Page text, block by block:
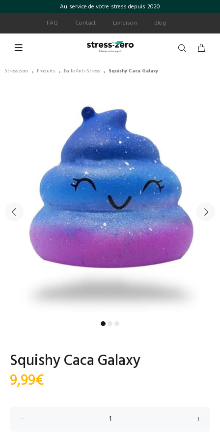
Au service de votre stress depuis 2020
FAQ
Contact Livraison Blog
Stress zero › Produits › Balle Anti-Stress › Squishy Caca Galaxy
Squishy Caca Galaxy
9,99€